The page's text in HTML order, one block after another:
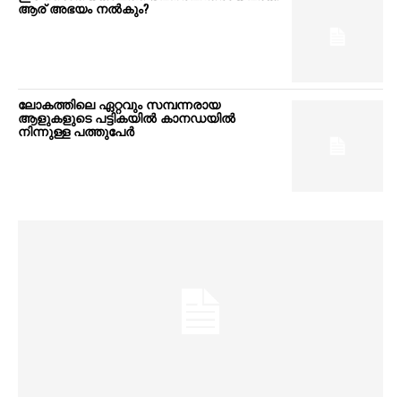
ആര് അഭയം നൽകും?
ലോകത്തിലെ ഏറ്റവും സമ്പന്നരായ
ആളുകളുടെ പട്ടികയിൽ കാനഡയിൽ
നിന്നുള്ള പത്തുപേർ